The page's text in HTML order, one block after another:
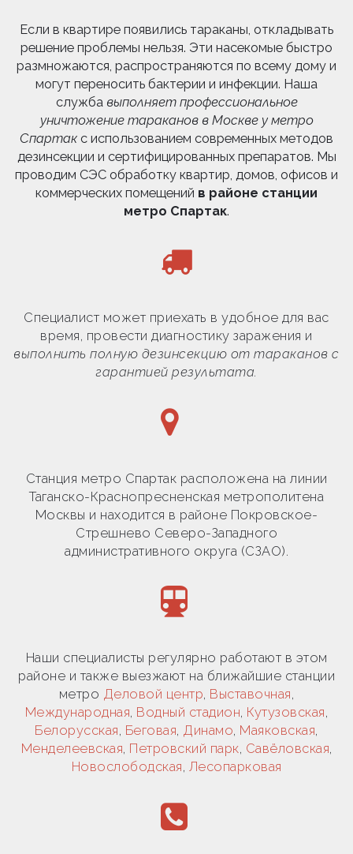
Если в квартире появились тараканы, откладывать
решение проблемы нельзя. Эти насекомые быстро
размножаются, распространяются по всему дому и
могут переносить бактерии и инфекции. Наша
служба выполняет профессиональное
уничтожение тараканов в Москве у метро
Спартак с использованием современных методов
дезинсекции и сертифицированных препаратов. Мы
проводим СЭС обработку квартир, домов, офисов и
коммерческих помещений в районе станции
метро Спартак.
Специалист может приехать в удобное для вас
время, провести диагностику заражения и
выполнить полную дезинсекцию от тараканов с
гарантией результата.
Станция метро Спартак расположена на линии
Таганско-Краснопресненская метрополитена
Москвы и находится в районе Покровское-
Стрешнево Северо-Западного
административного округа (СЗАО).
Наши специалисты регулярно работают в этом
районе и также выезжают на ближайшие станции
метро Деловой центр, Выставочная,
Международная, Водный стадион, Кутузовская,
Белорусская, Беговая, Динамо, Маяковская,
Менделеевская, Петровский парк, Савёловская,
Новослободская, Лесопарковая